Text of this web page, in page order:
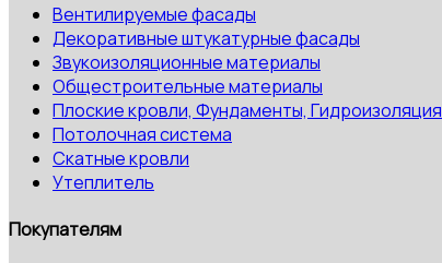
Вентилируемые фасады
Декоративные штукатурные фасады
Звукоизоляционные материалы
Общестроительные материалы
Плоские кровли, Фундаменты, Гидроизоляция
Потолочная система
Скатные кровли
Утеплитель
Покупателям